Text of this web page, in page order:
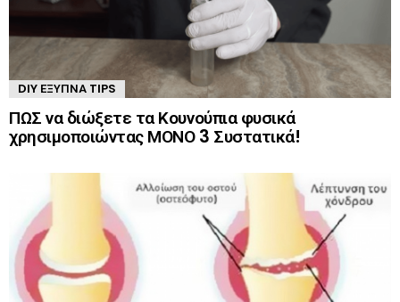
DIY ΈΞΥΠΝΑ TIPS
ΠΩΣ να διώξετε τα Κουνούπια φυσικά
χρησιμοποιώντας ΜΟΝΟ 3 Συστατικά!